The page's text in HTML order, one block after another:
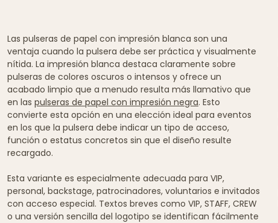
Las pulseras de papel con impresión blanca son una
ventaja cuando la pulsera debe ser práctica y visualmente
nítida. La impresión blanca destaca claramente sobre
pulseras de colores oscuros o intensos y ofrece un
acabado limpio que a menudo resulta más llamativo que
en las pulseras de papel con impresión negra. Esto
convierte esta opción en una elección ideal para eventos
en los que la pulsera debe indicar un tipo de acceso,
función o estatus concretos sin que el diseño resulte
recargado.
Esta variante es especialmente adecuada para VIP,
personal, backstage, patrocinadores, voluntarios e invitados
con acceso especial. Textos breves como VIP, STAFF, CREW
o una versión sencilla del logotipo se identifican fácilmente